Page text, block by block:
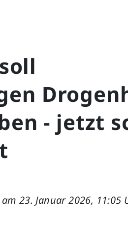
- jetzt
am 23. Januar 2026, 11:05